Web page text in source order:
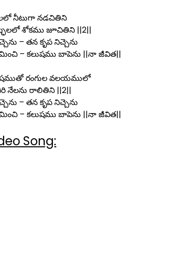
నీటుగా నడచితిని
శోకము జూచితిని ||2||
– తన కృప నిచ్చెను
– కలుషము బాపెను ||నా జీవిత||
రంగుల వలయములో
నేలను రాలితిని ||2||
– తన కృప నిచ్చెను
– కలుషము బాపెను ||నా జీవిత||
Song: